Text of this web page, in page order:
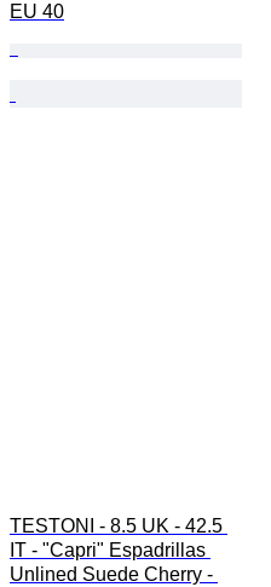
EU 40
TESTONI - 8.5 UK - 42.5
IT - "Capri" Espadrillas
Unlined Suede Cherry -